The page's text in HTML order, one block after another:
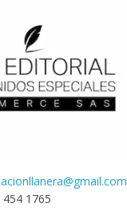
1765